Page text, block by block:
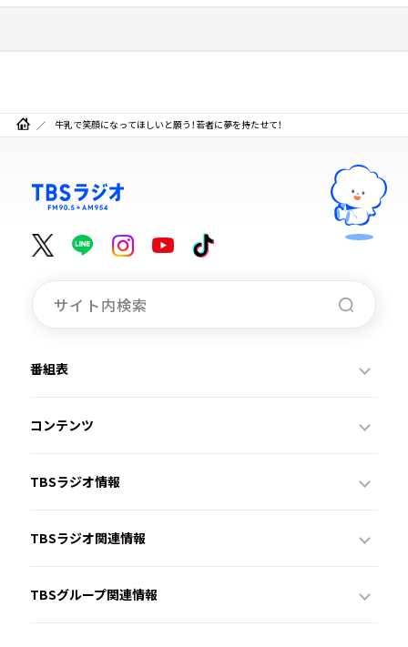
牛乳で笑顔になってほしいと願う！若者に夢を持たせて！
番組表
コンテンツ
TBSラジオ情報
TBSラジオ関連情報
TBSグループ関連情報